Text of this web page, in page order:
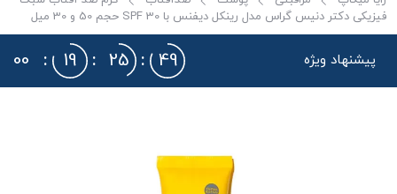
فیزیکی دکتر دنیس گراس مدل رینکل دیفنس با SPF 30 حجم 50 و 30 میل
پیشنهاد ویژه 00 : 19 : 25 : 48